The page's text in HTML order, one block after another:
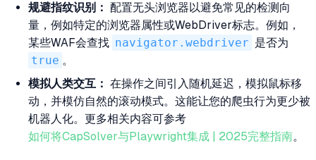
规避指纹识别： 配置无头浏览器以避免常见的检测向
量，例如特定的浏览器属性或WebDriver标志。例如，
某些WAF会查找 navigator.webdriver 是否为
true 。
模拟人类交互： 在操作之间引入随机延迟，模拟鼠标移
动，并模仿自然的滚动模式。这能让您的爬虫行为更少被
机器人化。更多相关内容可参考
如何将CapSolver与Playwright集成 | 2025完整指南。